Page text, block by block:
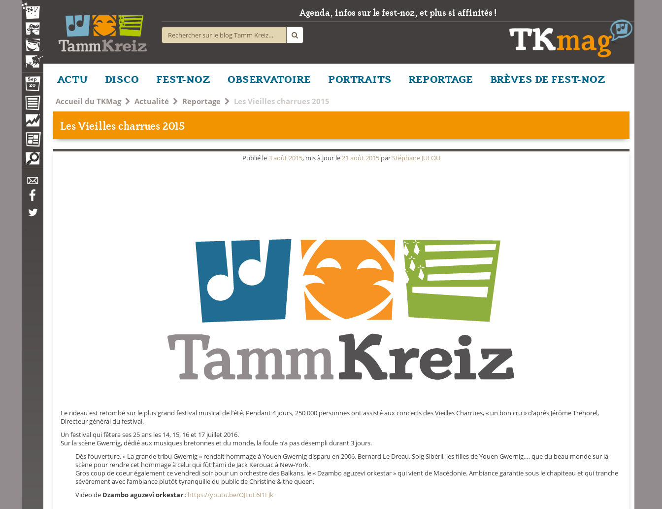
Agenda, infos sur le fest-noz, et plus si affinités !
ACTU DISCO FEST-NOZ OBSERVATOIRE PORTRAITS REPORTAGE BRÈVES DE FEST-NOZ
Accueil du TKMag Actualité Reportage Les Vieilles charrues 2015
Les Vieilles charrues 2015
Publié le3 août 2015, mis à jour le21 août 2015parStéphane JULOU
Le rideau est retombé sur le plus grand festival musical de l’été. Pendant 4 jours, 250 000 personnes ont assisté aux concerts des Vieilles Charrues, « un bon cru » d’après Jérôme Tréhorel,
Directeur général du festival.
Un festival qui fêtera ses 25 ans les 14, 15, 16 et 17 juillet 2016.
Sur la scène Gwernig, dédié aux musiques bretonnes et du monde, la foule n’a pas désempli durant 3 jours.
Dès l’ouverture, « La grande tribu Gwernig » rendait hommage à Youen Gwernig disparu en 2006. Bernard Le Dreau, Soig Sibéril, les filles de Youen Gwernig,… que du beau monde sur la
scène pour rendre cet hommage à celui qui fût l’ami de Jack Kerouac à New-York.
Gros coup de coeur également ce vendredi soir pour un orchestre des Balkans, le « Dzambo aguzevi orkestar » qui vient de Macédonie. Ambiance garantie sous le chapiteau et qui tranche
sévèrement avec l’ambiance plutôt tyranquille du public de Christine & the queen.
Video de Dzambo aguzevi orkestar : https://youtu.be/OJLuE6I1FJk